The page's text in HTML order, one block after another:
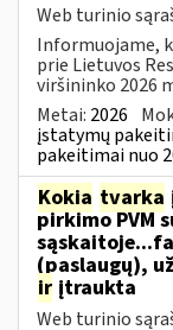
Web turinio
Informuojame,
prie Lietuvos
viršininko 2026
Metai: 2026
įstatymų
pakeitimai nuo
Kokia tvarka
pirkimo PVM
(paslaugų),
ir įtraukta
Web turinio